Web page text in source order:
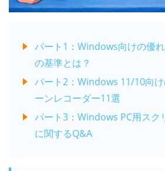
パート1：Windows向けの優
の基準とは？
パート2：Windows 11/10向け
ーンレコーダー11選
パート3：Windows PC用スク
に関するQ&A